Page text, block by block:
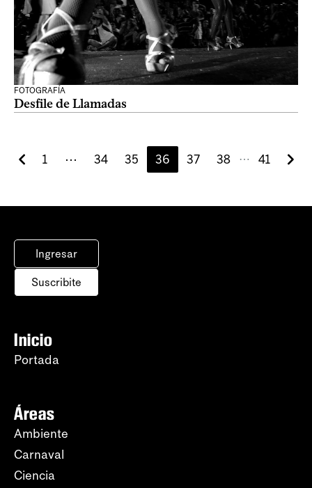
FOTOGRAFÍA
Desfile de Llamadas
1 ⋯ 34 35 36 37 38 ⋯ 41
Ingresar
Suscribite
Inicio
Portada
Áreas
Ambiente
Carnaval
Ciencia